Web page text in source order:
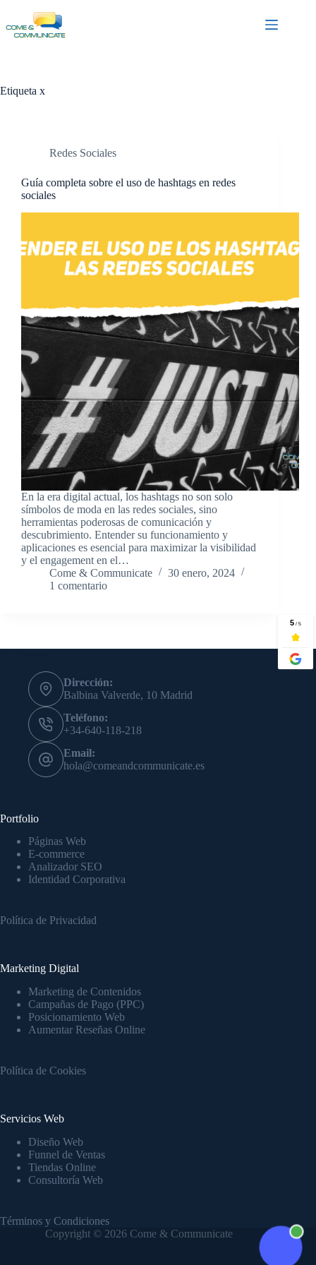
contenido
Etiqueta x
Redes Sociales
Guía completa sobre el uso de hashtags en redes
sociales
En la era digital actual, los hashtags no son solo
símbolos de moda en las redes sociales, sino
herramientas poderosas de comunicación y
descubrimiento. Entender su funcionamiento y
aplicaciones es esencial para maximizar la visibilidad
y el engagement en el…
Come & Communicate
30 enero, 2024
1 comentario
Dirección:
Balbina Valverde, 10 Madrid
Teléfono:
+34-640-118-218
Email:
hola@comeandcommunicate.es
Portfolio
Páginas Web
E-commerce
Analizador SEO
Identidad Corporativa
Política de Privacidad
Marketing Digital
Marketing de Contenidos
Campañas de Pago (PPC)
Posicionamiento Web
Aumentar Reseñas Online
Política de Cookies
Servicios Web
Diseño Web
Funnel de Ventas
Tiendas Online
Consultoría Web
Términos y Condiciones
Copyright © 2026 Come & Communicate